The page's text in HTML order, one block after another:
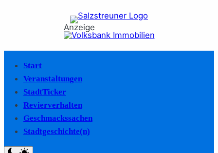
Anzeige
Start
Veranstaltungen
StadtTicker
Revierverhalten
Geschmackssachen
Stadtgeschichte(n)